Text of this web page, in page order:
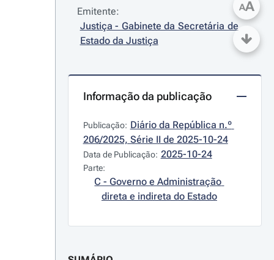
Emitente:
Justiça - Gabinete da Secretária de
Estado da Justiça
Informação da publicação
Publicação: Diário da República n.º
206/2025, Série II de 2025-10-24
Data de Publicação: 2025-10-24
Parte:
C - Governo e Administração
direta e indireta do Estado
AA